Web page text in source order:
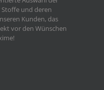
und deren
Kunden, das
vor den Wünschen